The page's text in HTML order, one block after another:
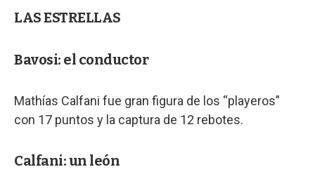
LAS ESTRELLAS
Bavosi: el conductor
Mathías Calfani fue gran figura de los “playeros”
con 17 puntos y la captura de 12 rebotes.
Calfani: un león